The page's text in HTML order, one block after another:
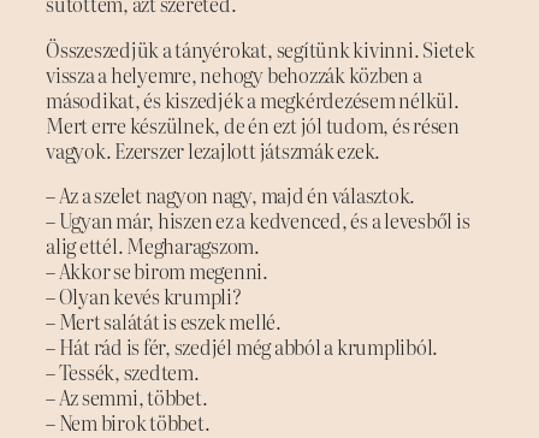
Összeszedjük a tányérokat, segítünk kivinni. Sietek
vissza a helyemre, nehogy behozzák közben a
másodikat, és kiszedjék a megkérdezésem nélkül.
Mert erre készülnek, de én ezt jól tudom, és résen
vagyok. Ezerszer lezajlott játszmák ezek.
– Az a szelet nagyon nagy, majd én választok.
– Ugyan már, hiszen ez a kedvenced, és a levesből is
alig ettél. Megharagszom.
– Akkor se birom megenni.
– Olyan kevés krumpli?
– Mert salátát is eszek mellé.
– Hát rád is fér, szedjél még abból a krumpliból.
– Tessék, szedtem.
– Az semmi, többet.
– Nem birok többet.